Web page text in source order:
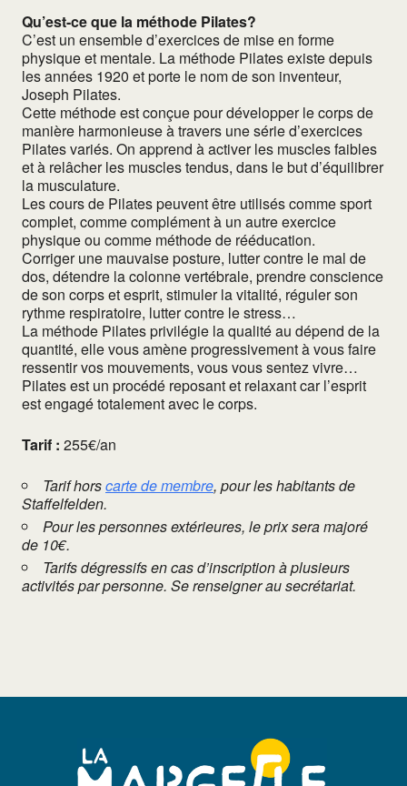
Qu’est-ce que la méthode Pilates?
C’est un ensemble d’exercices de mise en forme
physique et mentale. La méthode Pilates existe depuis
les années 1920 et porte le nom de son inventeur,
Joseph Pilates.
Cette méthode est conçue pour développer le corps de
manière harmonieuse à travers une série d’exercices
Pilates variés. On apprend à activer les muscles faibles
et à relâcher les muscles tendus, dans le but d’équilibrer
la musculature.
Les cours de Pilates peuvent être utilisés comme sport
complet, comme complément à un autre exercice
physique ou comme méthode de rééducation.
Corriger une mauvaise posture, lutter contre le mal de
dos, détendre la colonne vertébrale, prendre conscience
de son corps et esprit, stimuler la vitalité, réguler son
rythme respiratoire, lutter contre le stress…
La méthode Pilates privilégie la qualité au dépend de la
quantité, elle vous amène progressivement à vous faire
ressentir vos mouvements, vous vous sentez vivre…
Pilates est un procédé reposant et relaxant car l’esprit
est engagé totalement avec le corps.
Tarif : 255€/an
Tarif horscarte de membre, pour les habitants de
Staffelfelden.
Pour les personnes extérieures, le prix sera majoré
de 10€.
Tarifs dégressifs en cas d’inscription à plusieurs
activités par personne. Se renseigner au secrétariat.